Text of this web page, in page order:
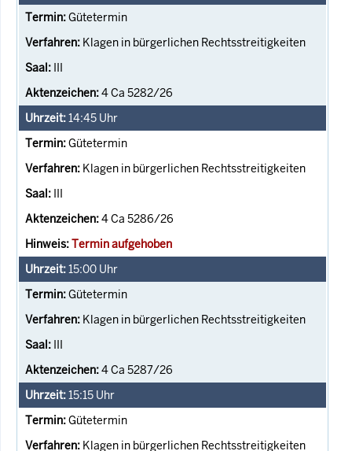
Gütetermin
Klagen in bürgerlichen Rechtsstreitigkeiten
III
4 Ca 5282/26
14:45 Uhr
Gütetermin
Klagen in bürgerlichen Rechtsstreitigkeiten
III
4 Ca 5286/26
Termin aufgehoben
15:00 Uhr
Gütetermin
Klagen in bürgerlichen Rechtsstreitigkeiten
III
4 Ca 5287/26
15:15 Uhr
Gütetermin
Klagen in bürgerlichen Rechtsstreitigkeiten